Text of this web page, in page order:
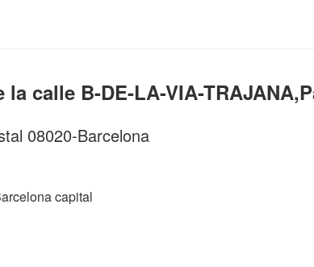
la calle B-DE-LA-VIA-
08020-Barcelona
capital